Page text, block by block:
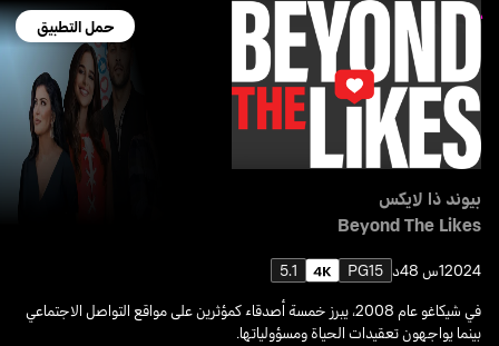
حمل التطبيق
بيوند ذا لايكس
Beyond The Likes
20241س 48د PG15
5.1
في شيكاغو عام 2008، يبرز خمسة أصدقاء كمؤثرين على مواقع التواصل الاجتماعي
بينما يواجهون تعقيدات الحياة ومسؤولياتها.